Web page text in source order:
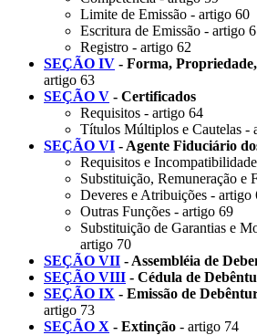
Limite de Emissão - artigo 60
Escritura de Emissão - artigo
Registro - artigo 62
SEÇÃO IV - Forma,
artigo 63
SEÇÃO V - Certificados
Requisitos - artigo 64
Títulos Múltiplos e Cautelas -
SEÇÃO VI - Agente Fiduciário
Requisitos e
Substituição, Remuneração e
Deveres e Atribuições - artigo
Outras Funções - artigo 69
Substituição de Garantias e
artigo 70
SEÇÃO VII - Assembléia de
SEÇÃO VIII - Cédula de
SEÇÃO IX - Emissão de
artigo 73
SEÇÃO X - Extinção - artigo 74